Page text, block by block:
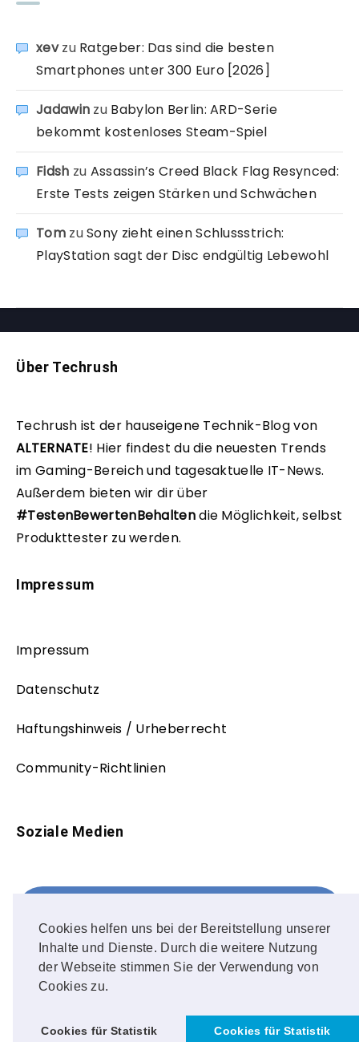
Cookies helfen uns bei der Bereitstellung unserer
Inhalte und Dienste. Durch die weitere Nutzung
der Webseite stimmen Sie der Verwendung von
Cookies zu.
Cookies für Statistik Cookies für Statistik
xevzu Ratgeber: Das sind die besten
Smartphones unter 300 Euro [2026]
Jadawin zu Babylon Berlin: ARD-Serie
bekommt kostenloses Steam-Spiel
Fidsh zu Assassin’s Creed Black Flag Resynced:
Erste Tests zeigen Stärken und Schwächen
TomzuSony zieht einen Schlussstrich:
PlayStation sagt der Disc endgültig Lebewohl
Über Techrush
Techrush ist der hauseigene Technik-Blog von
ALTERNATE! Hier findest du die neuesten Trends
im Gaming-Bereich und tagesaktuelle IT-News.
Außerdem bieten wir dir über
#TestenBewertenBehaltendie Möglichkeit, selbst
Produkttester zu werden.
Impressum
Impressum
Datenschutz
Haftungshinweis / Urheberrecht
Community-Richtlinien
Soziale Medien
FOLLOW ME!
Instagram
OUR PHOTOS!